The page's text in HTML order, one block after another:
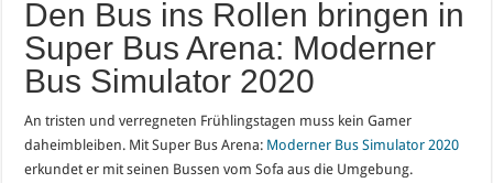
Den Bus ins Rollen bringen in
Super Bus Arena: Moderner
Bus Simulator 2020
An tristen und verregneten Frühlingstagen muss kein Gamer
daheimbleiben. Mit Super Bus Arena: Moderner Bus Simulator 2020
erkundet er mit seinen Bussen vom Sofa aus die Umgebung.